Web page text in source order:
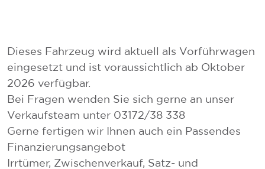
Dieses Fahrzeug wird aktuell als Vorführwagen
eingesetzt und ist voraussichtlich ab Oktober
2026 verfügbar.
Bei Fragen wenden Sie sich gerne an unser
Verkaufsteam unter 03172/38 338
Gerne fertigen wir Ihnen auch ein Passendes
Finanzierungsangebot
Irrtümer, Zwischenverkauf, Satz- und